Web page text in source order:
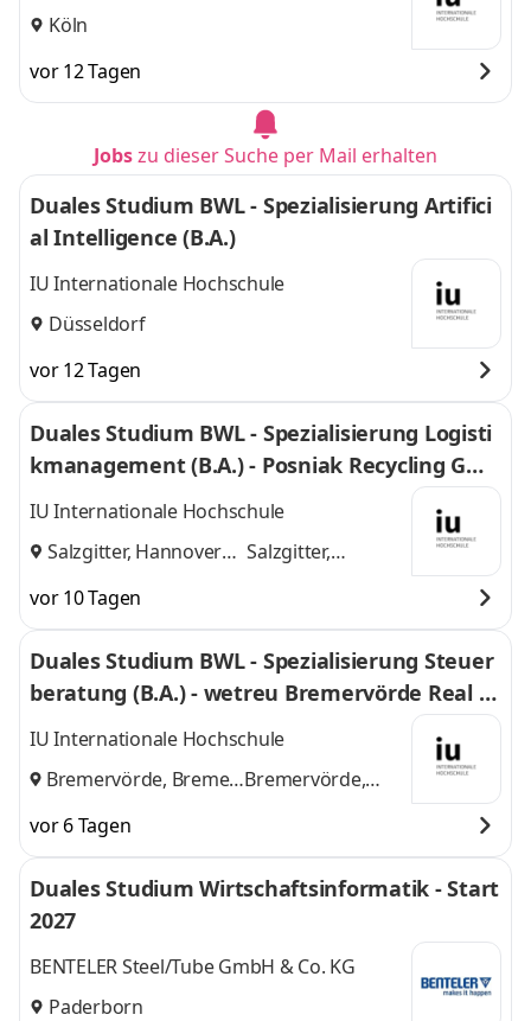
Köln
vor 12 Tagen
Jobszu dieser Suche per Mail erhalten
Duales Studium BWL - Spezialisierung Artifici
al Intelligence (B.A.)
IU Internationale Hochschule
Düsseldorf
vor 12 Tagen
Duales Studium BWL - Spezialisierung Logisti
kmanagement (B.A.) - Posniak Recycling Gmb
H
IU Internationale Hochschule
Salzgitter, Hannover
Salzgitter,
vor 10 Tagen
Duales Studium BWL - Spezialisierung Steuer
beratung (B.A.) - wetreu Bremervörde Real Tr
euhand KG Steuerberatungsgesellschaft
IU Internationale Hochschule
Bremervörde, BremenBremervörde,
vor 6 Tagen
Duales Studium Wirtschaftsinformatik - Start
2027
BENTELER Steel/Tube GmbH & Co. KG
Paderborn